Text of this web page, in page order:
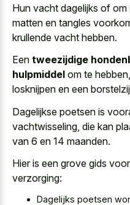
Hun vacht dagelijks of
matten en tangles
krullende vacht hebben.
Een tweezijdige
hulpmiddel om te
losknijpen en een
Dagelijkse poetsen is
vachtwisseling, die kan
van 6 en 14 maanden.
Hier is een grove gids
verzorging:
Dagelijks poetsen